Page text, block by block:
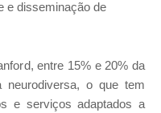
e disseminação de
entre 15% e 20% da
neurodiversa, o que tem
e serviços adaptados a